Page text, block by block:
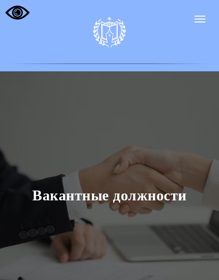
Вакантные должности